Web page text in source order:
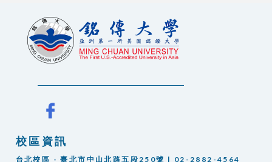
校區資訊
台北校區 - 臺北市中山北路五段250號 | 02-2882-4564